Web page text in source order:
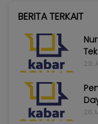
BERITA TERKAIT
29
26